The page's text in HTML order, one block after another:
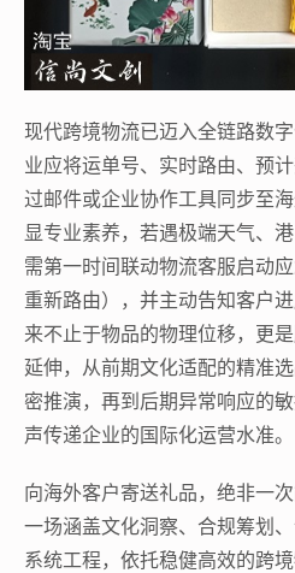
现代跨境物流已迈入全链路数
业应将运单号、实时路由、预
过邮件或企业协作工具同步至
显专业素养，若遇极端天气、
需第一时间联动物流客服启动
重新路由），并主动告知客户
来不止于物品的物理位移，更
延伸，从前期文化适配的精准
密推演，再到后期异常响应的
声传递企业的国际化运营水准。
向海外客户寄送礼品，绝非一
一场涵盖文化洞察、合规筹划
系统工程，依托稳健高效的跨